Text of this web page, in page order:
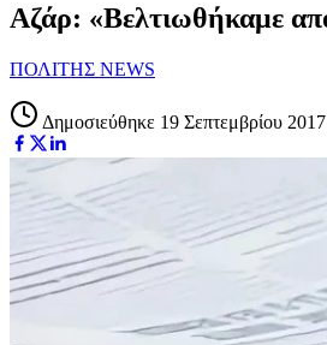
Αζάρ: «Βελτιωθήκαμε
ΠΟΛΙΤΗΣ NEWS
Δημοσιεύθηκε 19 Σεπτεμβρίου